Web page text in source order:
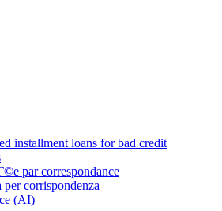
installment loans for bad credit
par correspondance
corrispondenza
(AI)